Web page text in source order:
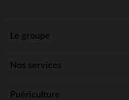
Le groupe
Nos services
Puériculture